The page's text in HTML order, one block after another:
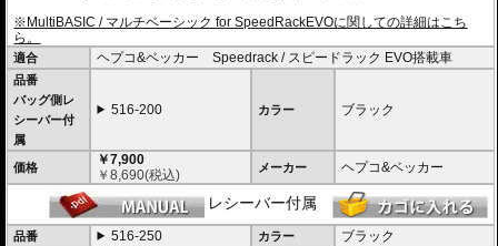
※MultiBASIC / マルチベーシック for SpeedRackEVOに関しての詳細はこち
ら。
適合 ヘプコ&ベッカー Speedrack / スピードラック EVO搭載車
品番
バッグ側レ
シーバー付
属
516-200 カラー ブラック
価格
￥7,900
￥8,690(税込) メーカー ヘプコ&ベッカー
レシーバー付属
品番 516-250 カラー ブラック